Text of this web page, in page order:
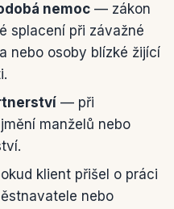
nemoc — zákon
splacení při závažné
nebo osoby blízké žijící
— při
manželů nebo
klient přišel o práci
nebo